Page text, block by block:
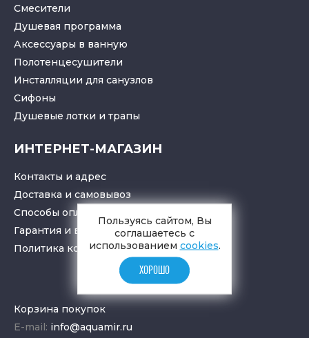
Смесители
Душевая программа
Аксессуары в ванную
Полотенцесушители
Инсталляции для санузлов
Cифоны
Душевые лотки и трапы
ИНТЕРНЕТ-МАГАЗИН
Контакты и адрес
Доставка и самовывоз
Способы оплаты
Гарантия и возврат товара
Политика конфиденциальности
Корзина покупок
E-mail: info@aquamir.ru
Пользуясь сайтом, Вы
соглашаетесь с
использованием cookies.
ХОРОШО